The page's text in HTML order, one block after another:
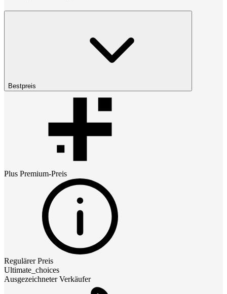
Bestpreis
Plus Premium-Preis
Regulärer Preis
Ultimate_choices
Ausgezeichneter Verkäufer